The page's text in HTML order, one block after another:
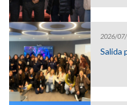
2026/
Salida